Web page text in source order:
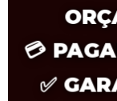
💳
✅